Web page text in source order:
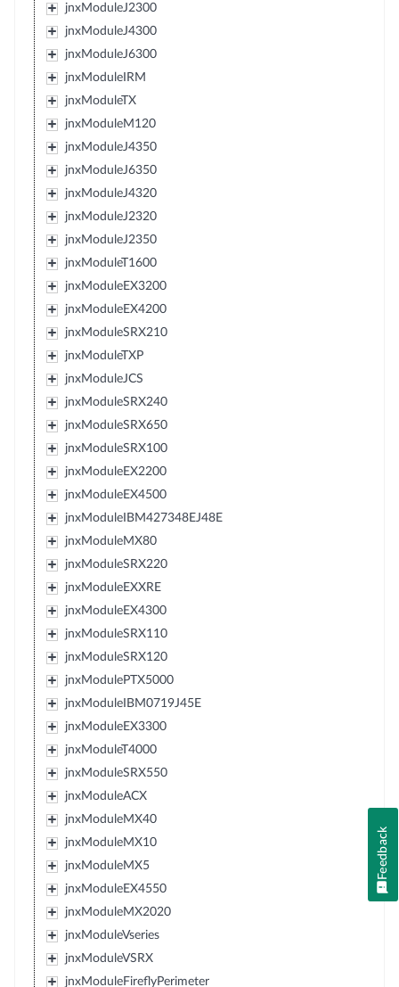
jnxModuleJ2300
jnxModuleJ4300
jnxModuleJ6300
jnxModuleIRM
jnxModuleTX
jnxModuleM120
jnxModuleJ4350
jnxModuleJ6350
jnxModuleJ4320
jnxModuleJ2320
jnxModuleJ2350
jnxModuleT1600
jnxModuleEX3200
jnxModuleEX4200
jnxModuleSRX210
jnxModuleTXP
jnxModuleJCS
jnxModuleSRX240
jnxModuleSRX650
jnxModuleSRX100
jnxModuleEX2200
jnxModuleEX4500
jnxModuleIBM427348EJ48E
jnxModuleMX80
jnxModuleSRX220
jnxModuleEXXRE
jnxModuleEX4300
jnxModuleSRX110
jnxModuleSRX120
jnxModulePTX5000
jnxModuleIBM0719J45E
jnxModuleEX3300
jnxModuleT4000
jnxModuleSRX550
jnxModuleACX
jnxModuleMX40
jnxModuleMX10
jnxModuleMX5
jnxModuleEX4550
jnxModuleMX2020
jnxModuleVseries
jnxModuleVSRX
jnxModuleFireflyPerimeter
Feedback